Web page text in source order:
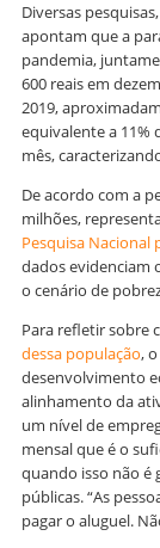
Diversas
apontam que a
pandemia,
600 reais em
2019,
equivalente a 11%
mês,
De acordo com a
milhões,
Pesquisa Nacional
dados evidenciam
o cenário de
Para refletir sobre
dessa população,
desenvolvimento
alinhamento da
um nível de
mensal que é o
quando isso não é
públicas. “As
pagar o aluguel.